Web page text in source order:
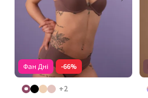
Фан Дні -66%
+2